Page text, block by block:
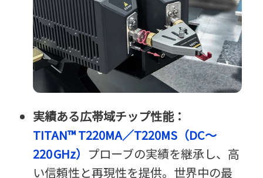
実績ある広帯域チップ性能：
TITAN™ T220MA／T220MS（DC～
220 GHz） プローブの実績を継承し、高
い信頼性と再現性を提供。世界中の最